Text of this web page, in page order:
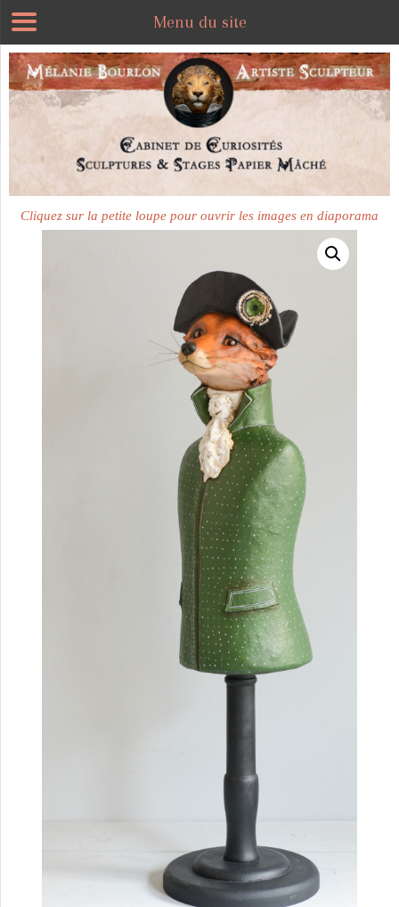
Plus disponible
Cliquez sur la petite loupe pour ouvrir les images en diaporama
Menu du site